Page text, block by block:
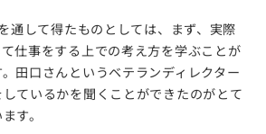
通して得たものとしては、まず、実際
仕事をする上での考え方を学ぶことが
田口さんというベテランディレクター
ているかを聞くことができたのがとて
す。